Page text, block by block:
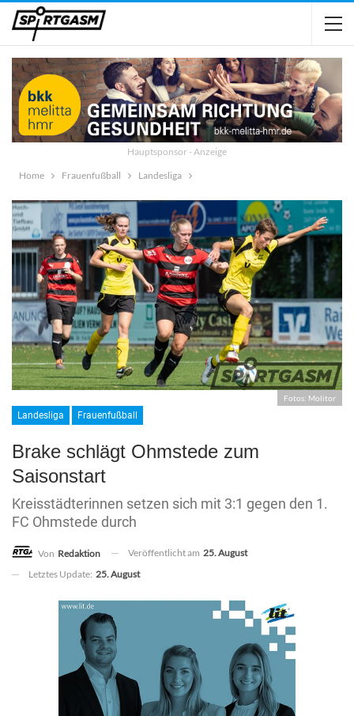
Hauptsponsor - Anzeige
Home
Frauenfußball Landesliga
Fotos: Molitor
Landesliga Frauenfußball
Brake schlägt Ohmstede zum
Saisonstart
Kreisstädterinnen setzen sich mit 3:1 gegen den 1.
FC Ohmstede durch
Von Redaktion Veröffentlicht am 25. August
Letztes Update: 25. August